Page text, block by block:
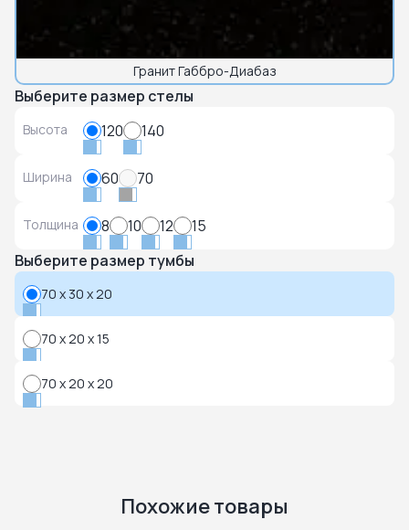
Гранит Габбро-Диабаз
Выберите размер стелы
Высота 120 140
Ширина 60 70
Толщина 8 10 12
15
Выберите размер тумбы
70 x 30 x 20
70 x 20 x 15
70 x 20 x 20
Похожие товары